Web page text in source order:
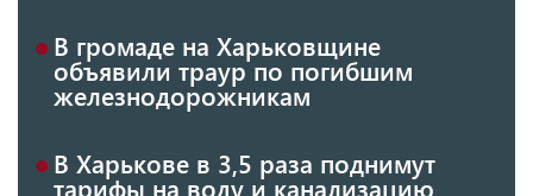
В громаде на Харьковщине
объявили траур по погибшим
железнодорожникам
В Харькове в 3,5 раза поднимут
тарифы на воду и канализацию